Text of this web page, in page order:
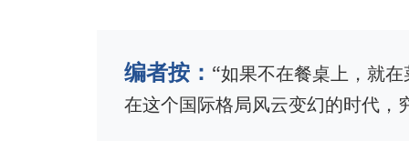
编者按： “如果不在餐桌上，就
在这个国际格局风云变幻的时代，